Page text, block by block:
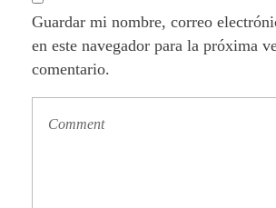
Guardar mi nombre, correo
en este navegador para la próxima
comentario.